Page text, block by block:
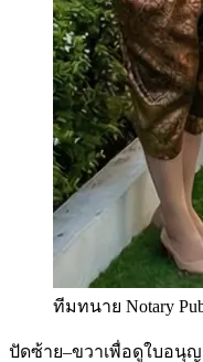
ทีมทนาย Notary
ปัดซ้าย–ขวาเพื่อดูใบอนุญ